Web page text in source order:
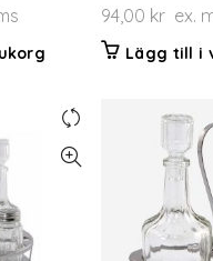
94,00 kr ex.
Lägg till i